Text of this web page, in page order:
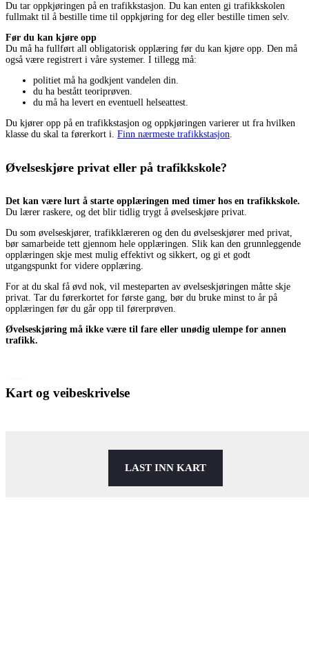
Du tar oppkjøringen på en trafikkstasjon. Du kan enten gi trafikkskolen
fullmakt til å bestille time til oppkjøring for deg eller bestille timen selv.
Før du kan kjøre opp
Du må ha fullført all obligatorisk opplæring før du kan kjøre opp. Den må
også være registrert i våre systemer. I tillegg må:
politiet må ha godkjent vandelen din.
du ha bestått teoriprøven.
du må ha levert en eventuell helseattest.
Du kjører opp på en trafikkstasjon og oppkjøringen varierer ut fra hvilken
klasse du skal ta førerkort i. Finn nærmeste trafikkstasjon
Øvelseskjøre privat eller på trafikkskole?
Det kan være lurt å starte opplæringen med timer hos en trafikkskole.
Du lærer raskere, og det blir tidlig trygt å øvelseskjøre privat.
Du som øvelseskjører, trafikklæreren og den du øvelseskjører med privat,
bør samarbeide tett gjennom hele opplæringen. Slik kan den grunnleggende
opplæringen skje mest mulig effektivt og sikkert, og gi et godt
utgangspunkt for videre opplæring.
For at du skal få øvd nok, vil mesteparten av øvelseskjøringen måtte skje
privat. Tar du førerkortet for første gang, bør du bruke minst to år på
opplæringen før du går opp til førerprøven.
Øvelseskjøring må ikke være til fare eller unødig ulempe for annen
trafikk.
Kart og veibeskrivelse
LAST INN KART